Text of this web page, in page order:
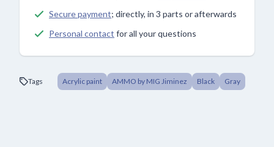
Secure payment; directly, in 3 parts or afterwards
Personal contact for all your questions
Tags Acrylic paint AMMO by MIG Jiminez Black Gray